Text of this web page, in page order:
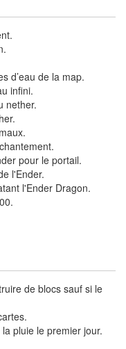
d’eau de la map.
infini.
nether.
pour le portail.
l'Ender.
l'Ender Dragon.
de blocs sauf si le
pluie le premier jour.